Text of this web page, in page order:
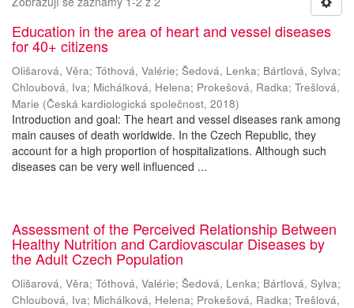
Education in the area of heart and vessel diseases
for 40+ citizens
Olišarová, Věra; Tóthová, Valérie; Šedová, Lenka; Bártlová, Sylva;
Chloubová, Iva; Michálková, Helena; Prokešová, Radka; Trešlová,
Marie (Česká kardiologická společnost, 2018)
Introduction and goal: The heart and vessel diseases rank among
main causes of death worldwide. In the Czech Republic, they
account for a high proportion of hospitalizations. Although such
diseases can be very well influenced ...
Assessment of the Perceived Relationship Between
Healthy Nutrition and Cardiovascular Diseases by
the Adult Czech Population
Olišarová, Věra; Tóthová, Valérie; Šedová, Lenka; Bártlová, Sylva;
Chloubová, Iva; Michálková, Helena; Prokešová, Radka; Trešlová,